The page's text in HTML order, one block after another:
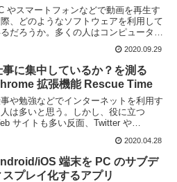
やスマートフォンなどで動画を再生す
、どのようなソフトウェアを利用して
だろうか。多くの人はコンピュータに
ヤーを利用しているのではないかと思
。しかし、標準プレイヤーというのは得
して低機能...
2020.09.29
事に集中しているか？を測る
拡張機能 Rescue Time
や勉強などでインターネットを利用す
は多いと思う。しかし、役に立つ
サイトも多い反面、Twitter や
しまう Web サイトもある。ちょっと確
するだけのつもりがず...
2020.04.28
iOS 端末を PC のサブデ
スプレイ化するアプリ